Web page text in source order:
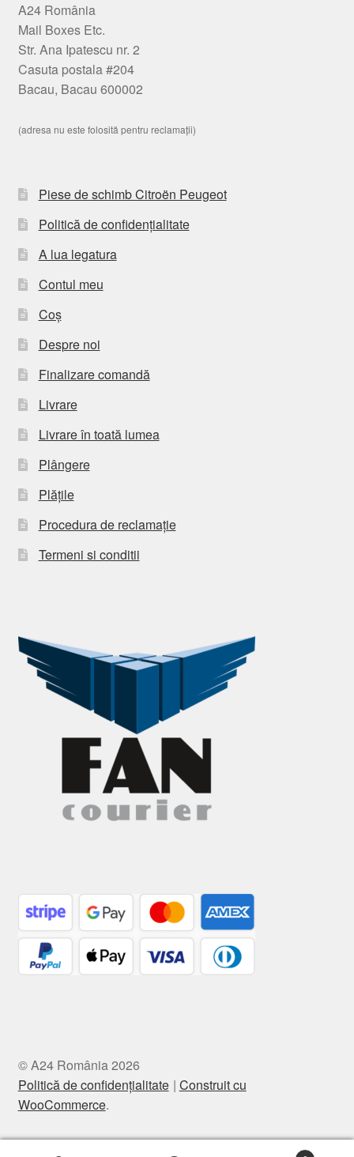
A24 România
Mail Boxes Etc.
Str. Ana Ipatescu nr. 2
Casuta postala #204
Bacau, Bacau 600002
(adresa nu este folosită pentru reclamații)
Piese de schimb Citroën Peugeot
Politică de confidențialitate
A lua legatura
Contul meu
Coș
Despre noi
Finalizare comandă
Livrare
Livrare în toată lumea
Plângere
Plățile
Procedura de reclamație
Termeni si conditii
© A24 România 2026
Politică de confidențialitate Construit cu
WooCommerce.